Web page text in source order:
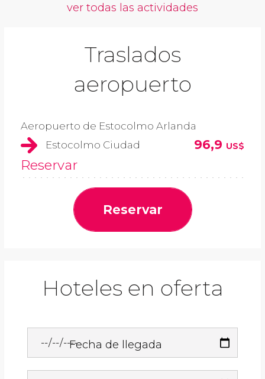
ver todas las actividades
Traslados
aeropuerto
Aeropuerto de Estocolmo Arlanda
Estocolmo Ciudad
96,9 US$
Reservar
Reservar
Hoteles en oferta
Fecha de llegada